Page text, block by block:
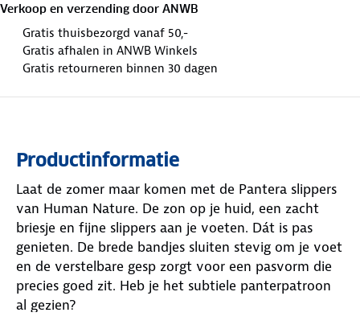
Verkoop en verzending door ANWB
Gratis thuisbezorgd vanaf 50,-
Gratis afhalen in ANWB Winkels
Gratis retourneren binnen 30 dagen
Productinformatie
Laat de zomer maar komen met de Pantera slippers
van Human Nature. De zon op je huid, een zacht
briesje en fijne slippers aan je voeten. Dát is pas
genieten. De brede bandjes sluiten stevig om je voet
en de verstelbare gesp zorgt voor een pasvorm die
precies goed zit. Heb je het subtiele panterpatroon
al gezien?